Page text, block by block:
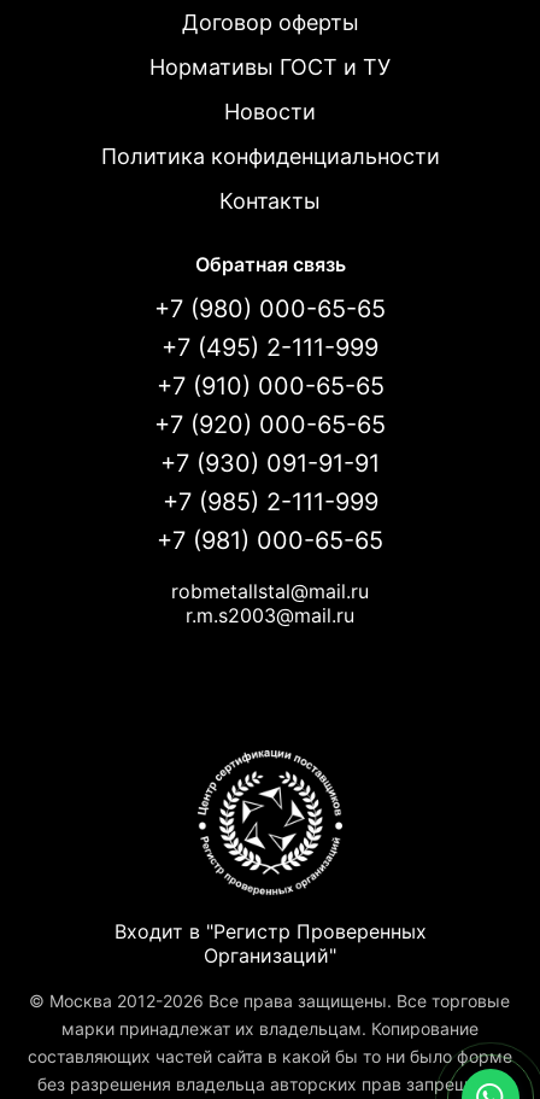
Договор оферты
Нормативы ГОСТ и ТУ
Новости
Политика конфиденциальности
Контакты
Обратная связь
+7 (980) 000-65-65
+7 (495) 2-111-999
+7 (910) 000-65-65
+7 (920) 000-65-65
+7 (930) 091-91-91
+7 (985) 2-111-999
+7 (981) 000-65-65
robmetallstal@mail.ru
r.m.s2003@mail.ru
Входит в "Регистр Проверенных
Организаций"
© Москва 2012-2026 Все права защищены. Все торговые
марки принадлежат их владельцам. Копирование
составляющих частей сайта в какой бы то ни было форме
без разрешения владельца авторских прав запрещено.